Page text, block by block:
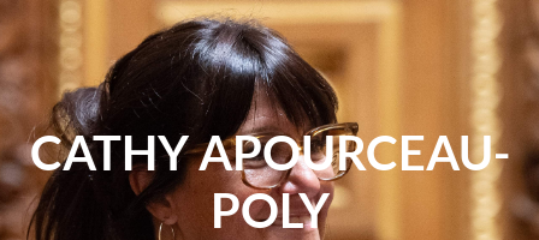
CATHY APOURCEAU-
POLY